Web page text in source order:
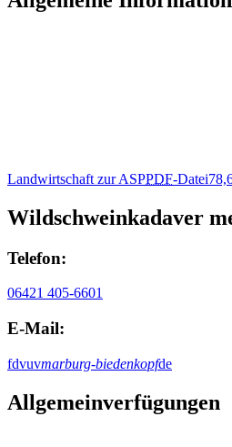
Landwirtschaft zur ASPPDF-Datei
Wildschweinkadaver
Telefon:
06421 405-6601
E-Mail:
fdvuvmarburg-biedenkopfde
Allgemeinverfügungen